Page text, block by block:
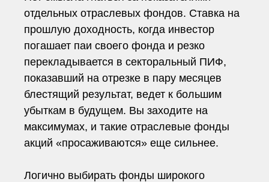
отдельных отраслевых фондов. Ставка на
прошлую доходность, когда инвестор
погашает паи своего фонда и резко
перекладывается в секторальный ПИФ,
показавший на отрезке в пару месяцев
блестящий результат, ведет к большим
убыткам в будущем. Вы заходите на
максимумах, и такие отраслевые фонды
акций «просаживаются» еще сильнее.
Логично выбирать фонды широкого